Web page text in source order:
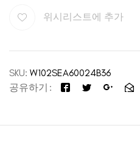
위시리스트에 추가
SKU: W102SEA60024B36
공유하기